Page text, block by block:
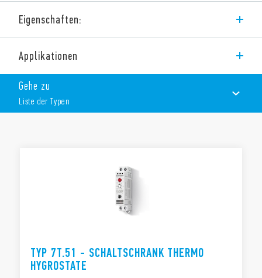
Eigenschaften:
Festwert-Thermostate
Vari-Thermostate
Applikationen
Gehe zu
Liste der Typen
TYP 7T.51 - SCHALTSCHRANK THERMO
HYGROSTATE